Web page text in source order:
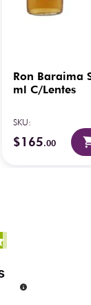
Ron Baraima
ml C/Lentes
SKU:
$165.00